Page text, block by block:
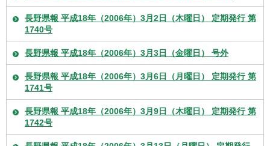
長野県報 平成18年（2006年）3月2日（木曜日） 定期発行 第
1740号
長野県報 平成18年（2006年）3月3日（金曜日） 号外
長野県報 平成18年（2006年）3月6日（月曜日） 定期発行 第
1741号
長野県報 平成18年（2006年）3月9日（木曜日） 定期発行 第
1742号